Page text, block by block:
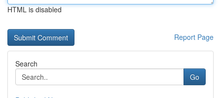
HTML is disabled
Report Page
Search
Go